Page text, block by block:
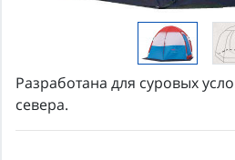
Разработана для суровых
севера.